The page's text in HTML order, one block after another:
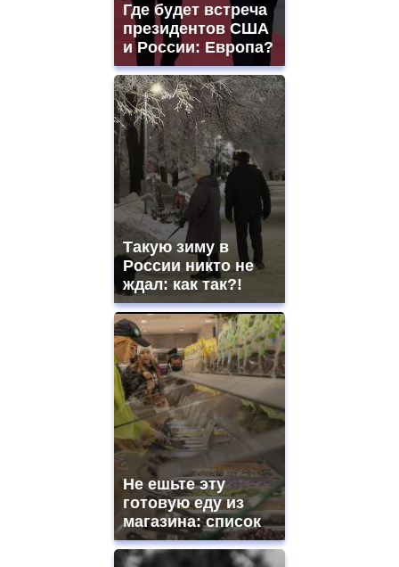
Где будет встреча
президентов США
и России: Европа?
Такую зиму в
России никто не
ждал: как так?!
Не ешьте эту
готовую еду из
магазина: список